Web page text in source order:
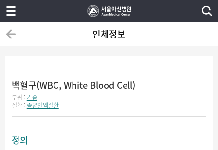
인체정보
백혈구(WBC, White Blood Cell)
부위 : 가슴
질환 : 종양혈액질환
정의